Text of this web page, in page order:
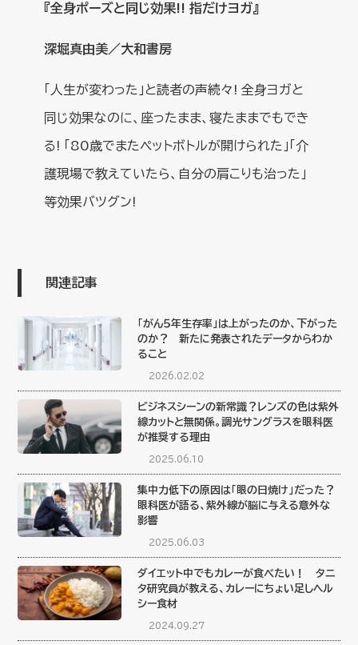
『全身ポーズと同じ効果!! 指だけヨガ』
深堀真由美／大和書房
「人生が変わった」と読者の声続々! 全身ヨガと
同じ効果なのに、座ったまま、寝たままでもでき
る! 「80歳でまたペットボトルが開けられた」「介
護現場で教えていたら、自分の肩こりも治った」
等効果バツグン!
関連記事
「がん５年生存率」は上がったのか、下がった
のか？ 新たに発表されたデータからわか
ること
2026.02.02
ビジネスシーンの新常識？レンズの色は紫外
線カットと無関係。調光サングラスを眼科医
が推奨する理由
2025.06.10
集中力低下の原因は「眼の日焼け」だった？
眼科医が語る、紫外線が脳に与える意外な
影響
2025.06.03
ダイエット中でもカレーが食べたい！ タニ
タ研究員が教える、カレーにちょい足しヘル
シー食材
2024.09.27